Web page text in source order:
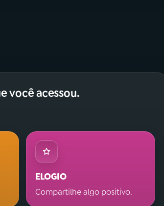
você acessou.
ELOGIO
Compartilhe algo positivo.